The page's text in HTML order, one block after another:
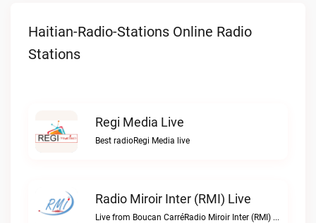
Haitian-Radio-Stations Online Radio
Stations
Regi Media Live
Best radioRegi Media live
Radio Miroir Inter (RMI) Live
Live from Boucan CarréRadio Miroir Inter (RMI) live